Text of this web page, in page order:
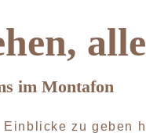
im Montafon
zu geben